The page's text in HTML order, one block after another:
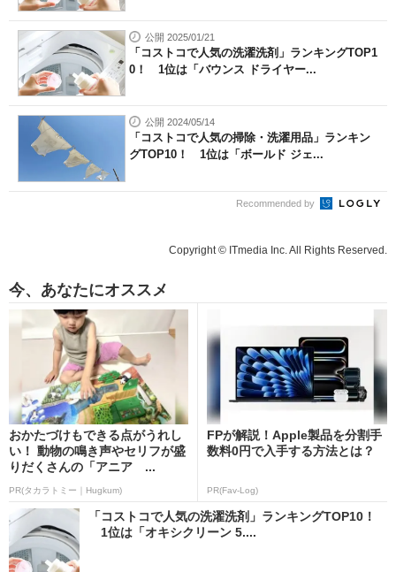
公開 2025/01/21
「コストコで人気の洗濯洗剤」ランキングTOP1
0！ 1位は「バウンス ドライヤー...
公開 2024/05/14
「コストコで人気の掃除・洗濯用品」ランキン
グTOP10！ 1位は「ボールド ジェ...
Recommended by
Copyright © ITmedia Inc. All Rights Reserved.
今、あなたにオススメ
おかたづけもできる点がうれし
い！ 動物の鳴き声やセリフが盛
りだくさんの「アニア ...
PR(タカラトミー｜Hugkum)
FPが解説！Apple製品を分割手
数料0円で入手する方法とは？
PR(Fav-Log)
「コストコで人気の洗濯洗剤」ランキングTOP10！
1位は「オキシクリーン 5....